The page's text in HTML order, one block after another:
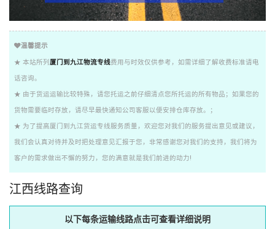
温馨提示
★ 本站所列 厦门到九江物流专线费用与时效仅供参考，如需详细了解收费标准请电
话咨询。
★ 由于货运运输比较特殊，请您托运之前仔细清点您所托运的所有物品；如果您的
货物需要临时存放，请尽早最快通知公司客服以便安排仓库存放。；
★ 为了提高厦门到九江货运专线服务质量，欢迎您对我们的服务提出意见或建议，
我们会认真对待并及时把处理意见汇报于您，非常感谢您对我们的支持，我们将为
客户的需求做出不懈的努力，您的满意就是我们前进的动力!
江西线路查询
以下每条运输线路点击可查看详细说明